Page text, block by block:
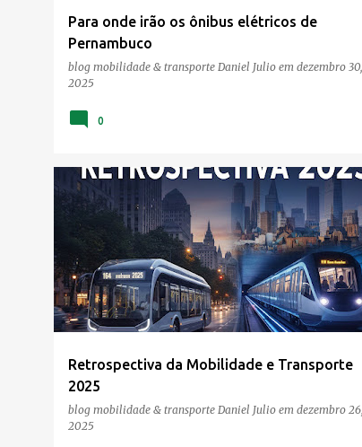
Para onde irão os ônibus elétricos de
Pernambuco
blog mobilidade & transporte Daniel Julio em dezembro 30,
2025
0
Retrospectiva da Mobilidade e Transporte
2025
blog mobilidade & transporte Daniel Julio em dezembro 26,
2025